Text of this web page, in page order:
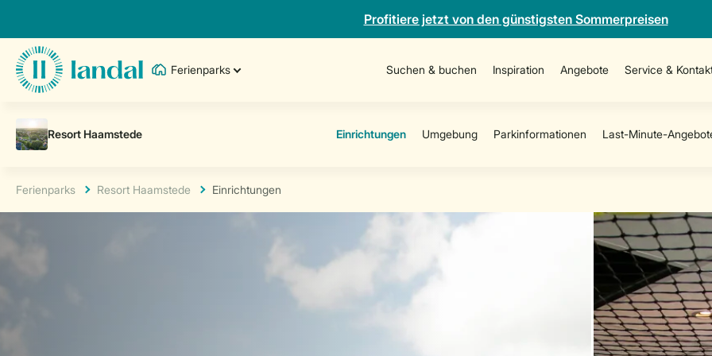
Profitiere jetzt von den günstigsten Sommerpreisen
Ferienparks Suchen & buchen Inspiration Angebote Service &
Ferienparks Resort Haamstede Einrichtungen